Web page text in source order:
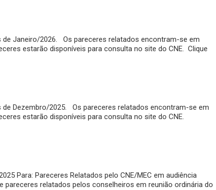
de Janeiro/2026. Os pareceres relatados encontram-se em
estarão disponíveis para consulta no site do CNE. Clique
de Dezembro/2025. Os pareceres relatados encontram-se em
estarão disponíveis para consulta no site do CNE.
Para: Pareceres Relatados pelo CNE/MEC em audiência
pareceres relatados pelos conselheiros em reunião ordinária do